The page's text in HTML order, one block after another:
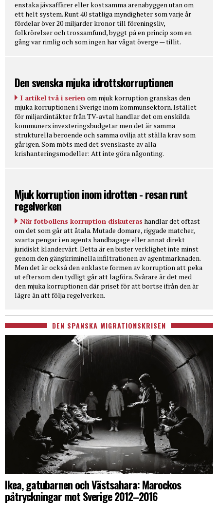
enstaka jävsaffärer eller kostsamma arenabyggen utan om
ett helt system. Runt 40 statliga myndigheter som varje år
fördelar över 20 miljarder kronor till föreningsliv,
folkrörelser och trossamfund, byggt på en princip som en
gång var rimlig och som ingen har vågat överge — tillit.
Den svenska mjuka idrottskorruptionen
I artikel två i serien om mjuk korruption granskas den
mjuka korruptionen i Sverige inom kommunsektorn. Istället
för miljardintäkter från TV-avtal handlar det om enskilda
kommuners investeringsbudgetar men det är samma
strukturella beroende och samma ovilja att ställa krav som
går igen. Som möts med det svenskaste av alla
krishanteringsmodeller: Att inte göra någonting.
Mjuk korruption inom idrotten - resan runt
regelverken
När fotbollens korruption diskuteras handlar det oftast
om det som går att åtala. Mutade domare, riggade matcher,
svarta pengar i en agents handbagage eller annat direkt
juridiskt klandervärt. Detta är en bister verklighet inte minst
genom den gängkriminella infiltrationen av agentmarknaden.
Men det är också den enklaste formen av korruption att peka
ut eftersom den tydligt går att lagföra. Svårare är det med
den mjuka korruptionen där priset för att bortse ifrån den är
lägre än att följa regelverken.
DEN SPANSKA MIGRATIONSKRISEN
Ikea, gatubarnen och Västsahara: Marockos
påtryckningar mot Sverige 2012–2016